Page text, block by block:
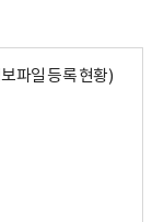
파일 등록 현황)